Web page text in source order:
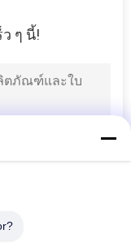
Rotor
ๆ นี้!